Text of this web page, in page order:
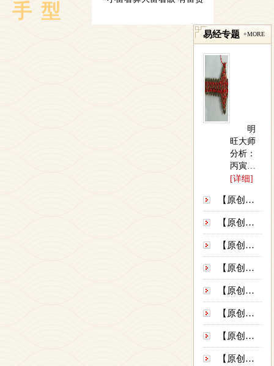
手型
易经专题 +MORE
明
旺大师
分析：
丙寅为
第一个
是外地
馈：是
外地
的），
必离
于丙辛
合，在
冲开时
结婚，
故在2...
…
[详细]
【原创】哪种人容易患癌症---西安算命准...
【原创】车祸砸死人 赔钱又坐牢-----...
【原创】千万富翁与穷苦百姓的八字之比较-...
【原创】妻子为了气他 就找别的男人睡觉-...
【原创】他六月离婚九月结婚换妻好快啊--...
【原创】她2012年结婚被明旺大师言中了...
【原创】住宅不吉主人奄奄一息 清宅请佛病...
【原创】她为什么刚结婚就要离婚？----...